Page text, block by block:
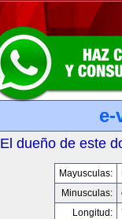
e-
El dueño de este
Mayusculas:
Minusculas:
Longitud: